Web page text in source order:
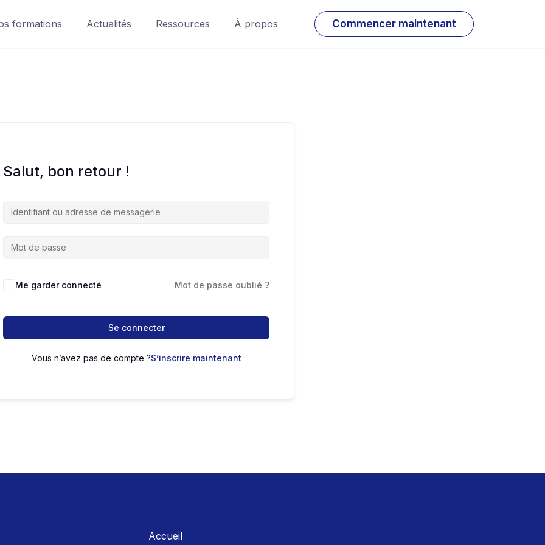
formations Actualités Ressources À propos Commencer maintenant
Salut, bon retour !
Me garder connecté Mot de passe oublié ?
Se connecter
Vous n’avez pas de compte ?S’inscrire maintenant
Accueil